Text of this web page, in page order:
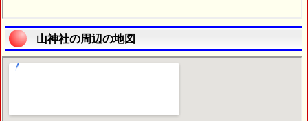
山神社の周辺の地図